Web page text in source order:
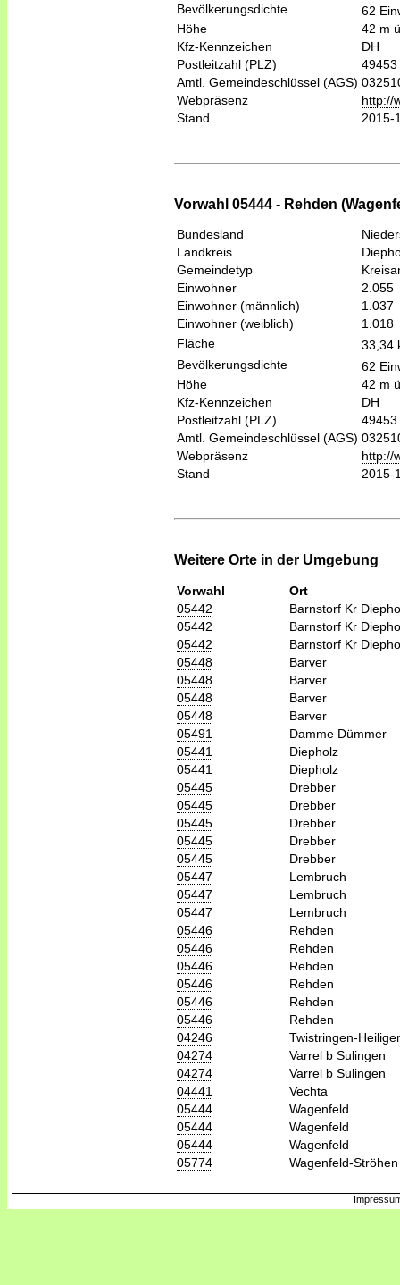
Bevölkerungsdichte
62
Höhe
42 m
Kfz-Kennzeichen
DH
Postleitzahl (PLZ)
49453
Amtl. Gemeindeschlüssel (AGS)
Webpräsenz
http://
Stand
2015-
Vorwahl 05444 - Rehden
Bundesland
Landkreis
Gemeindetyp
Einwohner
2.055
Einwohner (männlich)
1.037
Einwohner (weiblich)
1.018
Fläche
33,34
Bevölkerungsdichte
62
Höhe
42 m
Kfz-Kennzeichen
DH
Postleitzahl (PLZ)
49453
Amtl. Gemeindeschlüssel (AGS)
Webpräsenz
http://
Stand
2015-
Weitere Orte in der Umgebung
Vorwahl
Ort
05442
Barnstorf Kr
05442
Barnstorf Kr
05442
Barnstorf Kr
05448
Barver
05448
Barver
05448
Barver
05448
Barver
05491
Damme Dümmer
05441
Diepholz
05441
Diepholz
05445
Drebber
05445
Drebber
05445
Drebber
05445
Drebber
05445
Drebber
05447
Lembruch
05447
Lembruch
05447
Lembruch
05446
Rehden
05446
Rehden
05446
Rehden
05446
Rehden
05446
Rehden
05446
Rehden
04246
Twistringen-
04274
Varrel b Sulingen
04274
Varrel b Sulingen
04441
Vechta
05444
Wagenfeld
05444
Wagenfeld
05444
Wagenfeld
05774
Wagenfeld-Ströhen